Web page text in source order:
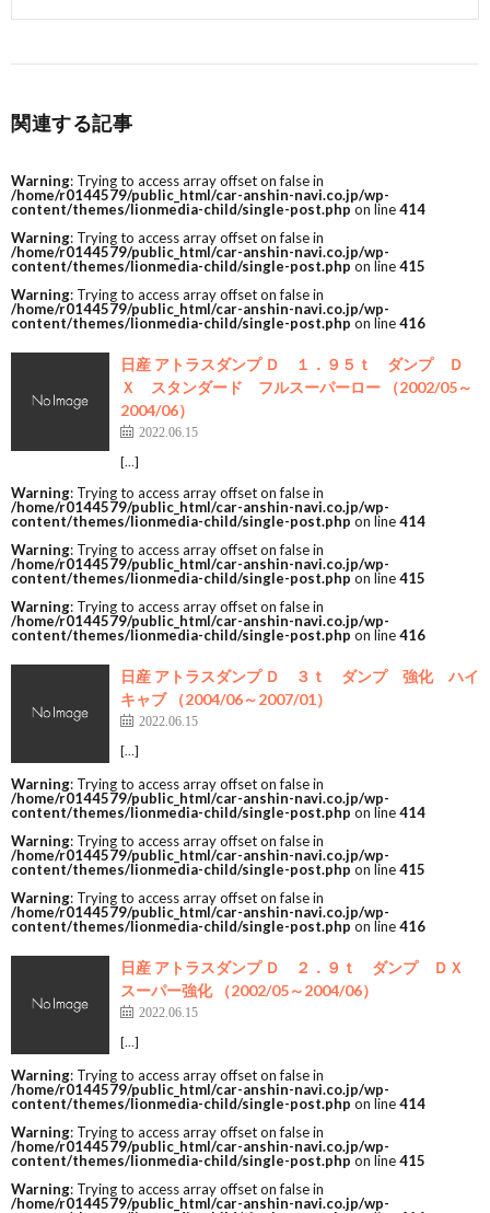
関連する記事
Warning: Trying to access array offset on false in
/home/r0144579/public_html/car-anshin-navi.co.jp/wp-
content/themes/lionmedia-child/single-post.php on line414
Warning: Trying to access array offset on false in
/home/r0144579/public_html/car-anshin-navi.co.jp/wp-
content/themes/lionmedia-child/single-post.php on line415
Warning: Trying to access array offset on false in
/home/r0144579/public_html/car-anshin-navi.co.jp/wp-
content/themes/lionmedia-child/single-post.php on line416
日産 アトラスダンプ Ｄ １．９５ｔ ダンプ Ｄ
Ｘ スタンダード フルスーパーロー （2002/05～
2004/06）
2022.06.15
[…]
Warning: Trying to access array offset on false in
/home/r0144579/public_html/car-anshin-navi.co.jp/wp-
content/themes/lionmedia-child/single-post.php on line414
Warning: Trying to access array offset on false in
/home/r0144579/public_html/car-anshin-navi.co.jp/wp-
content/themes/lionmedia-child/single-post.php on line415
Warning: Trying to access array offset on false in
/home/r0144579/public_html/car-anshin-navi.co.jp/wp-
content/themes/lionmedia-child/single-post.php on line416
日産 アトラスダンプ Ｄ ３ｔ ダンプ 強化 ハイ
キャブ （2004/06～2007/01）
2022.06.15
[…]
Warning: Trying to access array offset on false in
/home/r0144579/public_html/car-anshin-navi.co.jp/wp-
content/themes/lionmedia-child/single-post.php on line414
Warning: Trying to access array offset on false in
/home/r0144579/public_html/car-anshin-navi.co.jp/wp-
content/themes/lionmedia-child/single-post.php on line415
Warning: Trying to access array offset on false in
/home/r0144579/public_html/car-anshin-navi.co.jp/wp-
content/themes/lionmedia-child/single-post.php on line416
日産 アトラスダンプ Ｄ ２．９ｔ ダンプ ＤＸ
スーパー強化 （2002/05～2004/06）
2022.06.15
[…]
Warning: Trying to access array offset on false in
/home/r0144579/public_html/car-anshin-navi.co.jp/wp-
content/themes/lionmedia-child/single-post.php on line414
Warning: Trying to access array offset on false in
/home/r0144579/public_html/car-anshin-navi.co.jp/wp-
content/themes/lionmedia-child/single-post.php on line415
Warning: Trying to access array offset on false in
/home/r0144579/public_html/car-anshin-navi.co.jp/wp-